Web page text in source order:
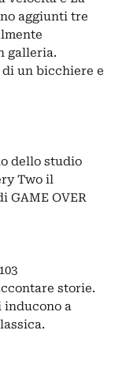
aggiunti tre
galleria.
un bicchiere e
dello studio
Two il
GAME OVER
storie.
a